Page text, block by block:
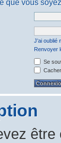
que vous
J’ai oublié
Renvoyer
Se
être